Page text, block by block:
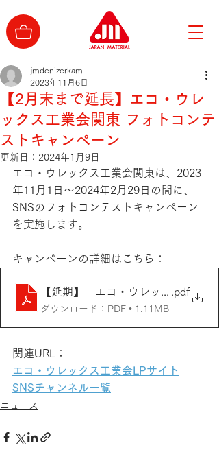
【2月末まで延長】エコ・ウレ
ックス工業会関東 フォトコンテ
ストキャンペーン
jmdenizerkam
2023年11月6日
更新日： 2024年1月9日
エコ・ウレックス工業会関東は、2023
年11月1日～2024年2月29日の間に、
SNSのフォトコンテストキャンペーン
を実施します。
キャンペーンの詳細はこちら：
【延期】 エコ・ウレックス フォ
.pdf
ダウンロード：PDF • 1.11MB
関連URL：
エコ・ウレックス工業会LPサイト
SNSチャンネル一覧
ニュース